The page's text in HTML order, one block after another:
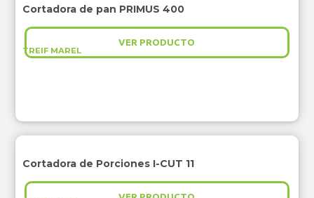
TREIF MAREL
Cortadora de pan PRIMUS 400
VER PRODUCTO
Cortadora de Porciones I-CUT 11